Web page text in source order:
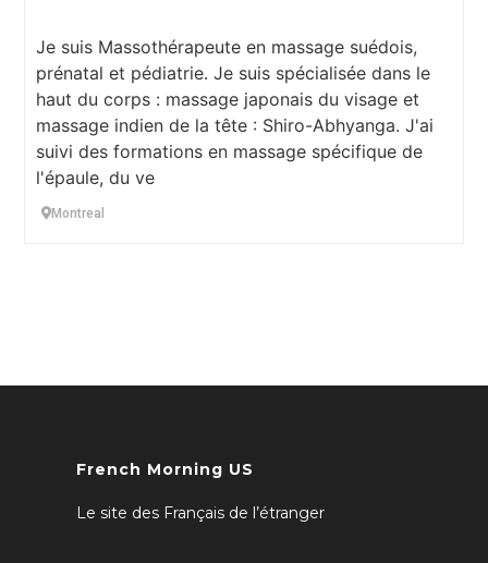
Je suis Massothérapeute en massage suédois,
prénatal et pédiatrie. Je suis spécialisée dans le
haut du corps : massage japonais du visage et
massage indien de la tête : Shiro-Abhyanga. J'ai
suivi des formations en massage spécifique de
l'épaule, du ve
Montreal
French Morning US
Le site des Français de l’étranger